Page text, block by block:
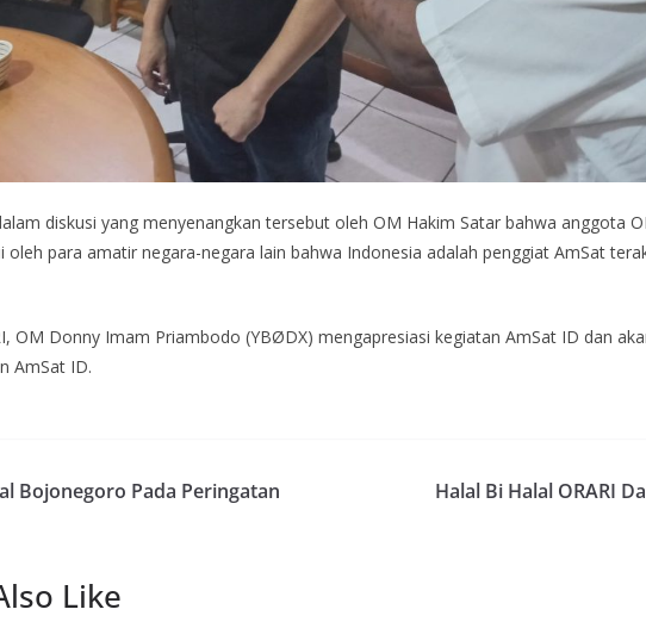
diskusi yang menyenangkan tersebut oleh OM Hakim Satar bahwa anggota
oleh para amatir negara-negara lain bahwa Indonesia adalah penggiat AmSat
OM Donny Imam Priambodo (YBØDX) mengapresiasi kegiatan AmSat ID dan
AmSat ID.
Bojonegoro Pada Peringatan
Halal Bi Halal ORARI
Like